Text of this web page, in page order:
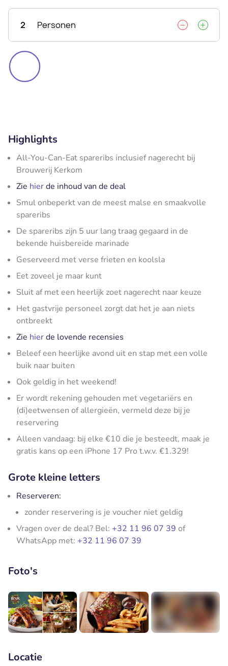
2 Personen
Highlights
All-You-Can-Eat spareribs inclusief nagerecht bij
Brouwerij Kerkom
Zie hierde inhoud van de deal
Smul onbeperkt van de meest malse en smaakvolle
spareribs
De spareribs zijn 5 uur lang traag gegaard in de
bekende huisbereide marinade
Geserveerd met verse frieten en koolsla
Eet zoveel je maar kunt
Sluit af met een heerlijk zoet nagerecht naar keuze
Het gastvrije personeel zorgt dat het je aan niets
ontbreekt
Zie hierde lovende recensies
Beleef een heerlijke avond uit en stap met een volle
buik naar buiten
Ook geldig in het weekend!
Er wordt rekening gehouden met vegetariërs en
(di)eetwensen of allergieën, vermeld deze bij je
reservering
Alleen vandaag: bij elke €10 die je besteedt, maak je
gratis kans op een iPhone 17 Pro t.w.v. €1.329!
Grote kleine letters
Reserveren:
zonder reservering is je voucher niet geldig
Vragen over de deal? Bel: +32 11 96 07 39 of
WhatsApp met: +32 11 96 07 39
Foto's
Locatie